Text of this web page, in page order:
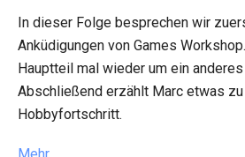
In dieser Folge besprechen wir
Anküdigungen von Games
Hauptteil mal wieder um ein
Abschließend erzählt Marc etwas
Hobbyfortschritt.